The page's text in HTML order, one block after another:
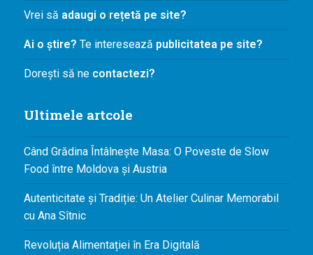
Italiană
Mexicană
Adaugă rețetă
Revistă
Gastronomie
Știri culinare
Agenda și
Evenimente
Vrei să adaugi o rețetă pe site?
Ai o știre? Te interesează publicitatea pe site?
Dorești să necontactezi?
Ultimele artcole
Când Grădina Întâlnește Masa: O Poveste de Slow
Food între Moldova și Austria
Autenticitate și Tradiție: Un Atelier Culinar Memorabil
cu Ana Sîtnic
Revoluția Alimentației în Era Digitală